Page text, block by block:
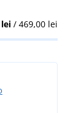
/ 469,00 lei